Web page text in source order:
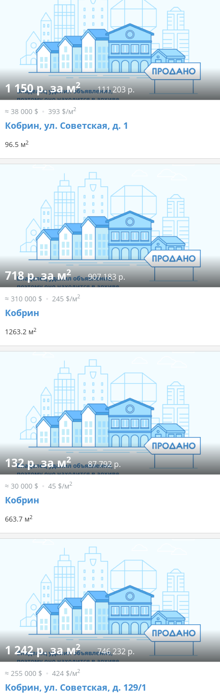
1 150 р. за м2 111 203 р.
≈ 38 000 $ 393 $/м2
Кобрин, ул. Советская, д. 1
96.5 м2
718 р. за м2 907 183 р.
≈ 310 000 $ 245 $/м2
Кобрин
1263.2 м2
132 р. за м2 87 792 р.
≈ 30 000 $ 45 $/м2
Кобрин
663.7 м2
1 242 р. за м2 746 232 р.
≈ 255 000 $ 424 $/м2
Кобрин, ул. Советская, д. 129/1